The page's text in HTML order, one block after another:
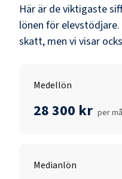
Här är de viktigaste
lönen för elevstödjare
skatt, men vi visar
Medellön
28 300 kr per
Medianlön